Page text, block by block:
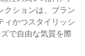
クションは、ブラン
ィかつスタイリッシ
で自由な気質を際